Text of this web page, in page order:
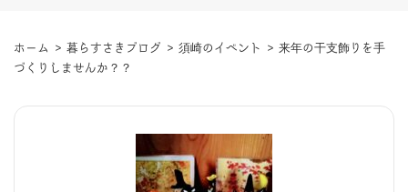
ホーム > 暮らすさきブログ > 須崎のイベント > 来年の干支飾りを手
づくりしませんか？？